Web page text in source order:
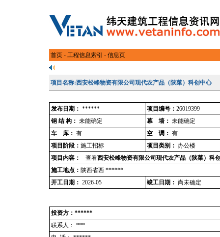
首页 - 工程信息索引 - 信息页
项目名称:西安松峰物资有限公司现代农产品（陕菜）科创中心
发布日期： ****** 项目编号： 26019399
钢 结 构： 未能确定 幕 墙： 未能确定
车 库： 有 空 调： 有
项目阶段： 施工招标 项目类别： 办公楼
项目内容：
查看西安松峰物资有限公司现代农产品（陕菜）科
施工地点： 陕西省西 ******
开工日期： 2026-05 竣工日期： 尚未确定
投资方：******
联系人： ***